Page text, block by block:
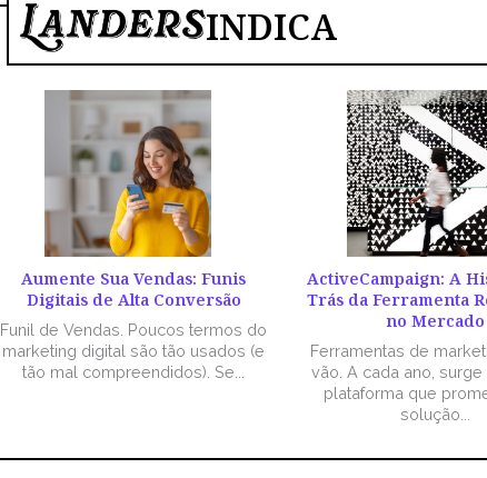
INDICA
Aumente Sua Vendas: Funis
Digitais de Alta Conversão
Funil de Vendas. Poucos termos do
marketing digital são tão usados (e
tão mal compreendidos). Se...
ActiveCampaign: A
Trás da Ferramenta
no Mercado
Ferramentas de
vão. A cada ano, surge
plataforma que
solução...